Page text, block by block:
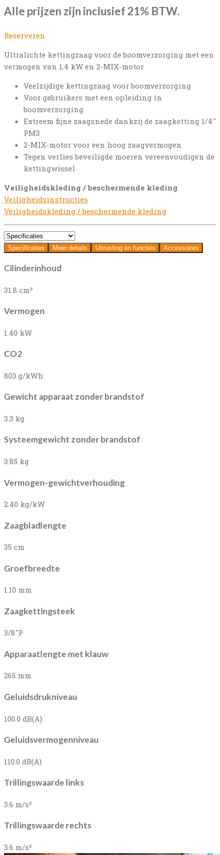
Alle prijzen zijn inclusief 21% BTW.
Reserveren
Ultralichte kettingzaag voor de boomverzorging met een
vermogen van 1,4 kW en 2-MIX-motor
Veelzijdige kettingzaag voor boomverzorging
Voor gebruikers met een opleiding in
boomverzorging
Extreem fijne zaagsnede dankzij de zaagketting 1/4''
PM3
2-MIX-motor voor een hoog zaagvermogen
Tegen verlies beveiligde moeren vereenvoudigen de
kettingwissel
Veiligheidskleding / beschermende kleding
Veiligheidsinstructies
Veiligheidskleding / beschermende kleding
Specificaties Meer details Uitrusting en functies Accessoires
Cilinderinhoud
31.8 cm³
Vermogen
1.40 kW
CO2
803 g/kWh
Gewicht apparaat zonder brandstof
3.3 kg
Systeemgewicht zonder brandstof
3.85 kg
Vermogen-gewichtverhouding
2.40 kg/kW
Zaagbladlengte
35 cm
Groefbreedte
1.10 mm
Zaagkettingsteek
3/8"P
Apparaatlengte met klauw
265 mm
Geluidsdrukniveau
100.0 dB(A)
Geluidsvermogenniveau
110.0 dB(A)
Trillingswaarde links
3.6 m/s²
Trillingswaarde rechts
3.6 m/s²